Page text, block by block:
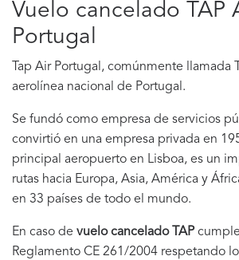
Vuelo cancelado TAP
Portugal
Tap Air Portugal, comúnmente llamada
aerolínea nacional de Portugal.
Se fundó como empresa de servicios
convirtió en una empresa privada en
principal aeropuerto en Lisboa, es un
rutas hacia Europa, Asia, América y
en 33 países de todo el mundo.
En caso de vuelo cancelado TAP
Reglamento CE 261/2004 respetando